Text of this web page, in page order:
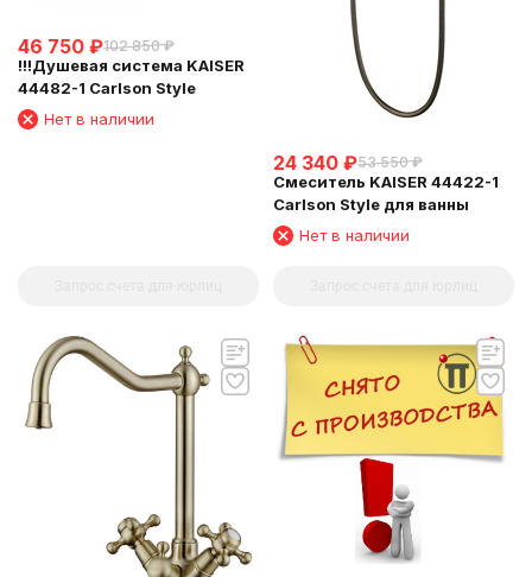
46 750 ₽102 850 ₽
!!!Душевая система KAISER
44482-1 Carlson Style
Нет в наличии
24 340 ₽53 550 ₽
Смеситель KAISER 44422-1
Carlson Style для ванны
Нет в наличии